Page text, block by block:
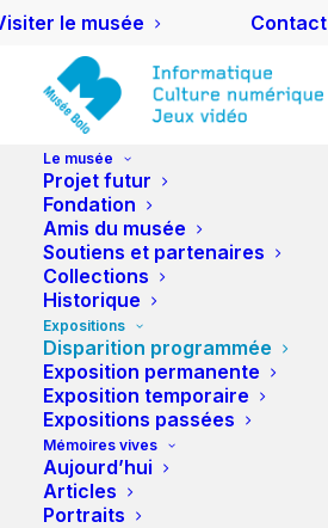
le musée Contact
Le musée
Projet futur
Fondation
Amis du musée
Soutiens et partenaires
Collections
Historique
Expositions
Disparition programmée
Exposition permanente
Exposition temporaire
Expositions passées
Mémoires vives
Aujourd’hui
Articles
Portraits